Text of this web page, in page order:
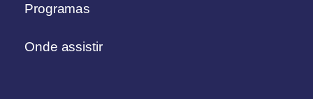
Programas
Onde assistir